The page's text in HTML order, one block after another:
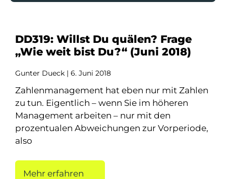
DD319: Willst Du quälen? Frage
„Wie weit bist Du?“ (Juni 2018)
Gunter Dueck 6. Juni 2018
Zahlenmanagement hat eben nur mit Zahlen
zu tun. Eigentlich – wenn Sie im höheren
Management arbeiten – nur mit den
prozentualen Abweichungen zur Vorperiode,
also
Mehr erfahren